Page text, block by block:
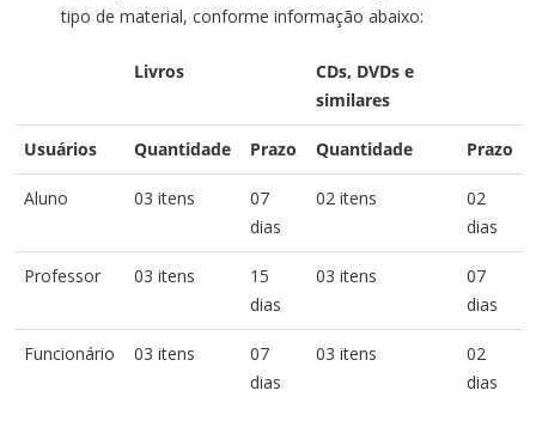
tipo de material, conforme informação abaixo:
Livros
CDs, DVDs e
similares
Usuários Quantidade Prazo Quantidade Prazo
Aluno 03 itens
07
dias
02 itens
02
dias
Professor 03 itens
15
dias
03 itens
07
dias
Funcionário 03 itens
07
dias
03 itens
02
dias